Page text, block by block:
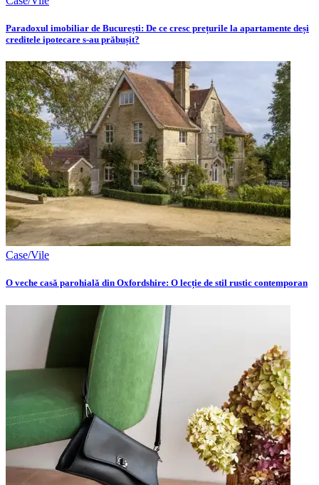
Paradoxul imobiliar de București: De ce cresc prețurile la apartamente deși
creditele ipotecare s-au prăbușit?
Case/Vile
O veche casă parohială din Oxfordshire: O lecție de stil rustic contemporan